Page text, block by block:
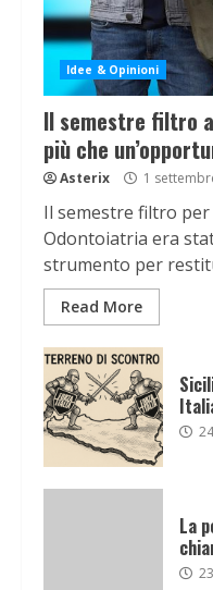
Idee & Opinioni
Il semestre filtro
più che
Asterix 1
Il semestre filtro per
Odontoiatria era
strumento per
Read More
La